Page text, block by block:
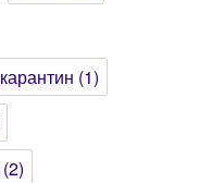
карантин (1)
(2)